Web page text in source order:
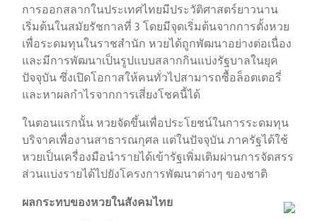
การออกสลากในประเทศไทยมีประวัติศาสตร์ยาวนาน
เริ่มต้นในสมัยรัชกาลที่ 3 โดยมีจุดเริ่มต้นจากการตั้งหวย
เพื่อระดมทุนในราชสำนัก หวยได้ถูกพัฒนาอย่างต่อเนื่อง
และมีการพัฒนาเป็นรูปแบบสลากกินแบ่งรัฐบาลในยุค
ปัจจุบัน ซึ่งเปิดโอกาสให้คนทั่วไปสามารถซื้อล็อตเตอรี่
และหาผลกำไรจากการเสี่ยงโชคนี้ได้
ในตอนแรกนั้น หวยจัดขึ้นเพื่อประโยชน์ในการระดมทุน
บริจาคเพื่องานสาธารณกุศล แต่ในปัจจุบัน ภาครัฐได้ใช้
หวยเป็นเครื่องมือนำรายได้เข้ารัฐเพิ่มเติมผ่านการจัดสรร
ส่วนแบ่งรายได้ไปยังโครงการพัฒนาต่างๆ ของชาติ
ผลกระทบของหวยในสังคมไทย